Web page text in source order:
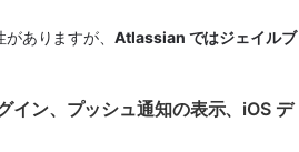
がありますが、Atlassian ではジェイルブ
ン、プッシュ通知の表示、iOS デ